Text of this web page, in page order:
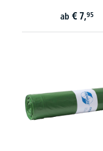
ab € 7,95